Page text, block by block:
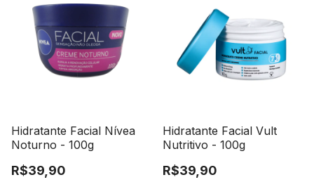
Hidratante Facial Nívea
Noturno - 100g
R$39,90
Hidratante Facial Vult
Nutritivo - 100g
R$39,90